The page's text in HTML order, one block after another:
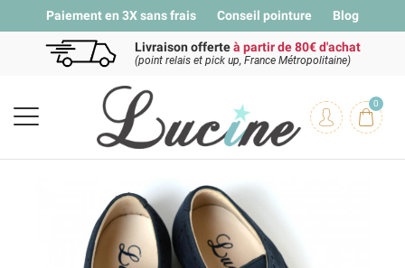
Paiement en 3X sans frais Conseil pointure Blog
Livraison offerteà partir de 80€ d'achat
(point relais et pick up, France Métropolitaine)
0